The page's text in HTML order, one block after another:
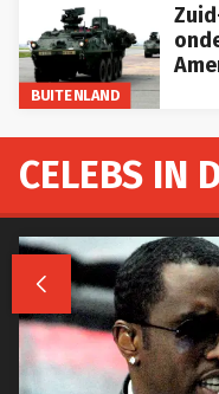
BUITENLAND
CELEBS IN
